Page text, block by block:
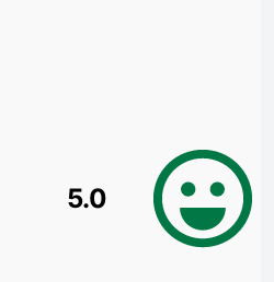
5.0